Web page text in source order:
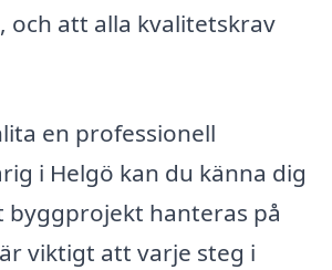
och att alla kvalitetskrav
en professionell
i Helgö kan du känna dig
hanteras på
viktigt att varje steg i